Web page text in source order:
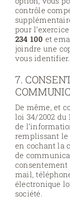
contrôle
pour
234 100 et
joindre une
vous identifier.
7.
De même, et
loi 34/2002 du
de
remplissant le
en cochant la
de
consentement
mail,
électronique
société.